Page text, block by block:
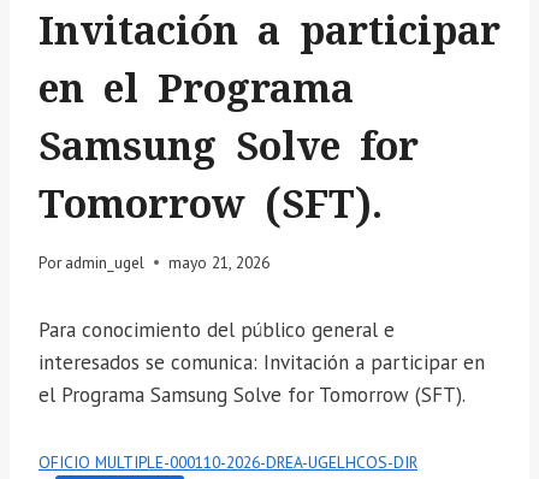
Invitación a participar
en el Programa
Samsung Solve for
Tomorrow (SFT).
Por admin_ugel mayo 21, 2026
Para conocimiento del público general e
interesados se comunica: Invitación a participar en
el Programa Samsung Solve for Tomorrow (SFT).
OFICIO MULTIPLE-000110-2026-DREA-UGELHCOS-DIR